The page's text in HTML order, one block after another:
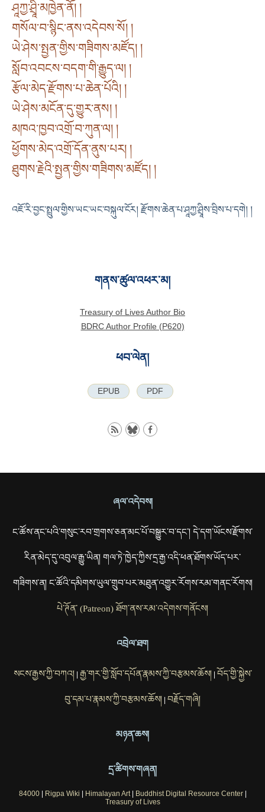
ཤཱཀྱ་ཤྲཱི་མཁྱེན་ནོ། །
གསོལ་བ་སྙིང་ནས་འདེབས་སོ། །
ཡེ་ཤེས་སྤྱན་གྱིས་གཟིགས་མཛོད། །
སློབ་འབངས་བདག་གི་རྒྱུད་ལ། །
རྩོལ་མེད་རྫོགས་པ་ཆེན་པོའི། །
ཡེ་ཤེས་མངོན་དུ་གྱུར་ནས། །
མཁའ་ཁྱབ་འགྲོ་བ་ཀུན་ལ། །
ཕྱོགས་མེད་འགྲོ་དོན་ནུས་པར། །
ཐུགས་རྗེའི་སྤྱན་གྱིས་གཟིགས་མཛོད། །
འཇོ་རི་བྱང་སྤྲུལ་གྱིས་ཡང་ཡང་བསྐུལ་ངོར། རྫོགས་ཆེན་པ་ཤཱཀྱ་ཤྲཱིས་བྲིས་པ་དགེ། །
གནས་ཚུལ་འཕར་མ།
Treasury of Lives Author Bio
BDRC Author Profile (P620)
ཕབ་ལེན།
EPUB PDF
ཞལ་འདེབས།
ང་ཚོས་ནང་པའི་གསུང་རབ་གྲགས་ཅན་མང་པོ་བསྒྱུར་བ་དང་། དེ་དག་ཡོངས་རྫོགས་
རིན་མེད་དུ་འབུལ་རྒྱུ་ཡིན། གལ་ཏེ་ཁྱེད་ཀྱིས་དྲ་རྒྱ་འདི་ཕན་ཐོགས་ཡོད་པར་
གཟིགས་ན། ང་ཚོའི་དམིགས་ཡུལ་གྲུབ་པར་མཐུན་འགྱུར་རོགས་རམ་གནང་རོགས།
པེ་ཊོན་ (Patreon) ཐོག་ནས་རམ་འདེགས་གནོངས།
འབྲེལ་ཐག
སངས་རྒྱས་ཀྱི་བཀའ། རྒྱ་གར་གྱི་སློབ་དཔོན་རྣམས་ཀྱི་བརྩམས་ཆོས། བོད་གྱི་སྐྱེས་
བུ་དམ་པ་རྣམས་ཀྱི་བརྩམས་ཆོས། བརྗོད་གཞི།
མཉན་ཆས།
དྲ་ཚིགས་གཞན།
84000| Rigpa Wiki Himalayan Art| Buddhist Digital Resource Center|
Treasury of Lives